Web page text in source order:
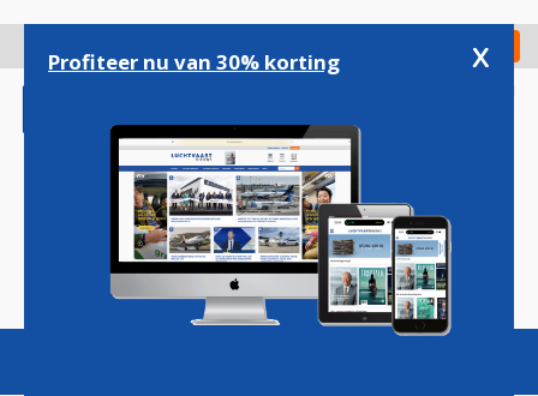
gaan
Check in
Magazine Podcasts Vacatures
Profiteer nu van 30% korting x